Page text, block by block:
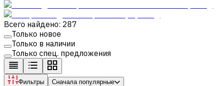
Всего найдено: 287
Только новое
Только в наличии
Только спец. предложения
Фильтры Сначала популярные